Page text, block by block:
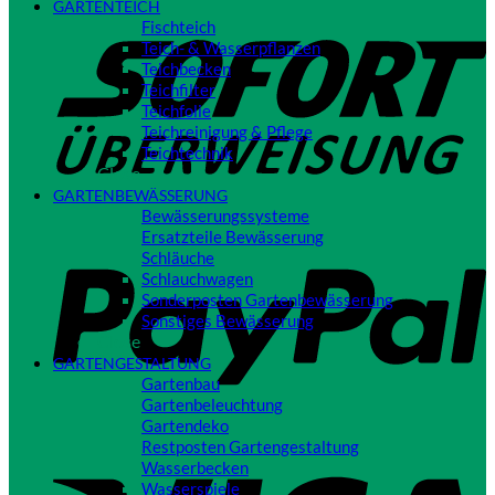
GARTENTEICH
Fischteich
Teich- & Wasserpflanzen
Teichbecken
Teichfilter
Teichfolie
Teichreinigung & Pflege
Teichtechnik
Close
GARTENBEWÄSSERUNG
Bewässerungssysteme
Ersatzteile Bewässerung
Schläuche
Schlauchwagen
Sonderposten Gartenbewässerung
Sonstiges Bewässerung
Close
GARTENGESTALTUNG
Gartenbau
Gartenbeleuchtung
Gartendeko
Restposten Gartengestaltung
Wasserbecken
Wasserspiele